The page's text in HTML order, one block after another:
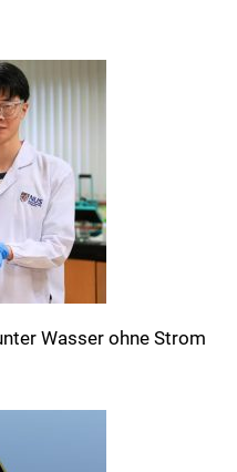
Wasser ohne Strom